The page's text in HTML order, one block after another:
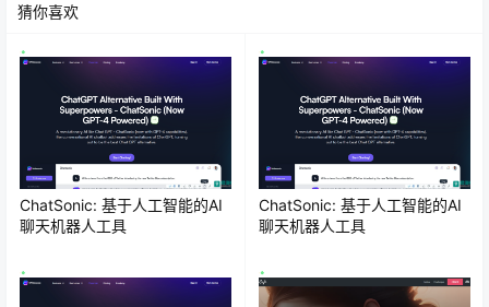
猜你喜欢
ChatSonic: 基于人工智能的AI
聊天机器人工具
ChatSonic: 基于人工智能的AI
聊天机器人工具